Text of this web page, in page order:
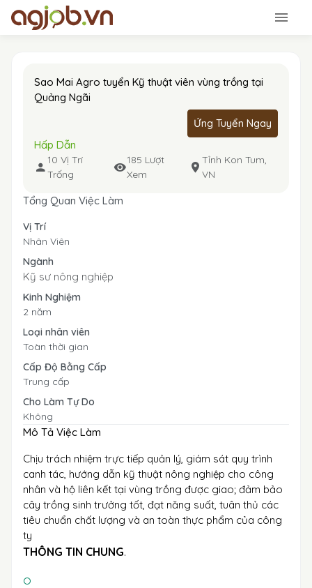
Sao Mai Agro tuyển Kỹ thuật viên vùng trồng tại
Quảng Ngãi
Ứng Tuyển Ngay
Hấp Dẫn
10 Vị Trí
Trống
185 Lượt
Xem
Tỉnh Kon Tum,
VN
Tổng Quan Việc Làm
Vị Trí
Nhân Viên
Ngành
Kỹ sư nông nghiệp
Kinh Nghiệm
2 năm
Loại nhân viên
Toàn thời gian
Cấp Độ Bằng Cấp
Trung cấp
Cho Làm Tự Do
Không
Mô Tả Việc Làm
Chịu trách nhiệm trực tiếp quản lý, giám sát quy trình
canh tác, hướng dẫn kỹ thuật nông nghiệp cho công
nhân và hộ liên kết tại vùng trồng được giao; đảm bảo
cây trồng sinh trưởng tốt, đạt năng suất, tuân thủ các
tiêu chuẩn chất lượng và an toàn thực phẩm của công
ty
THÔNG TIN CHUNG.